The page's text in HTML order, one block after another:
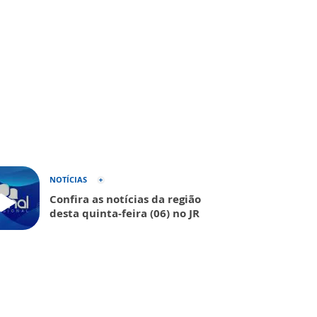
NOTÍCIAS
Confira as notícias da região
desta quinta-feira (06) no JR